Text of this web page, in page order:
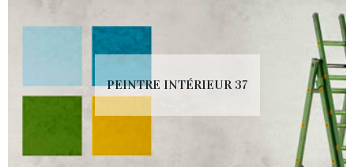
PEINTRE INTÉRIEUR 37